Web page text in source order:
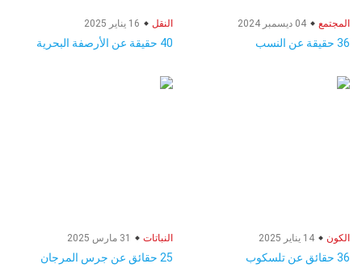
المجتمع
36 حقيقة عن النسب
النقل
40 حقيقة عن الأرصفة البحرية
الكون
36 حقائق عن تلسكوب
النباتات
25 حقائق عن جرس المرجان